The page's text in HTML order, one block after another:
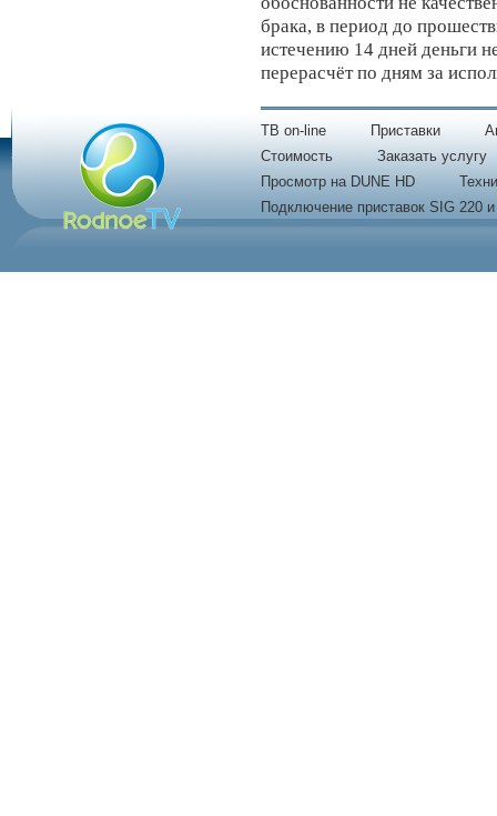
брака, в период до
истечению 14 дней деньги
перерасчёт по дням за
TB on-line Приставки
Стоимость
Заказать услугу
Просмотр на DUNE HD
Подключение приставок SIG 220